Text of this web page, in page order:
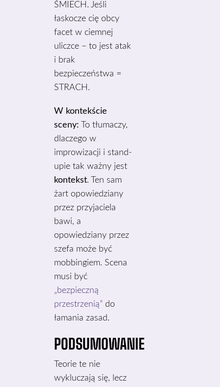
ŚMIECH. Jeśli
łaskocze cię obcy
facet w ciemnej
uliczce – to jest atak
i brak
bezpieczeństwa =
STRACH.
W kontekście
sceny: To tłumaczy,
dlaczego w
improwizacji i stand-
upie tak ważny jest
kontekst. Ten sam
żart opowiedziany
przez przyjaciela
bawi, a
opowiedziany przez
szefa może być
mobbingiem. Scena
musi być
„bezpieczną
przestrzenią” do
łamania zasad.
PODSUMOWANIE
Teorie te nie
wykluczają się, lecz